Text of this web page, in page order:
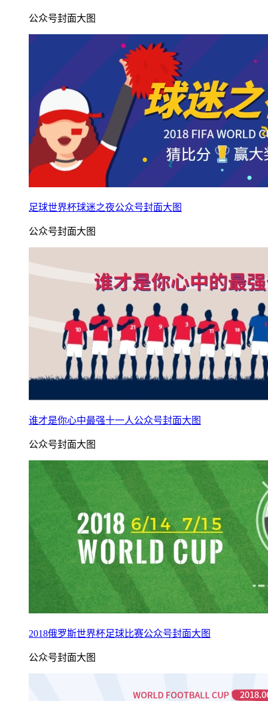
公众号封面大图
足球世界杯球迷之夜公众号封面大图
公众号封面大图
谁才是你心中最强十一人公众号封面大图
公众号封面大图
2018俄罗斯世界杯足球比赛公众号封面大图
公众号封面大图